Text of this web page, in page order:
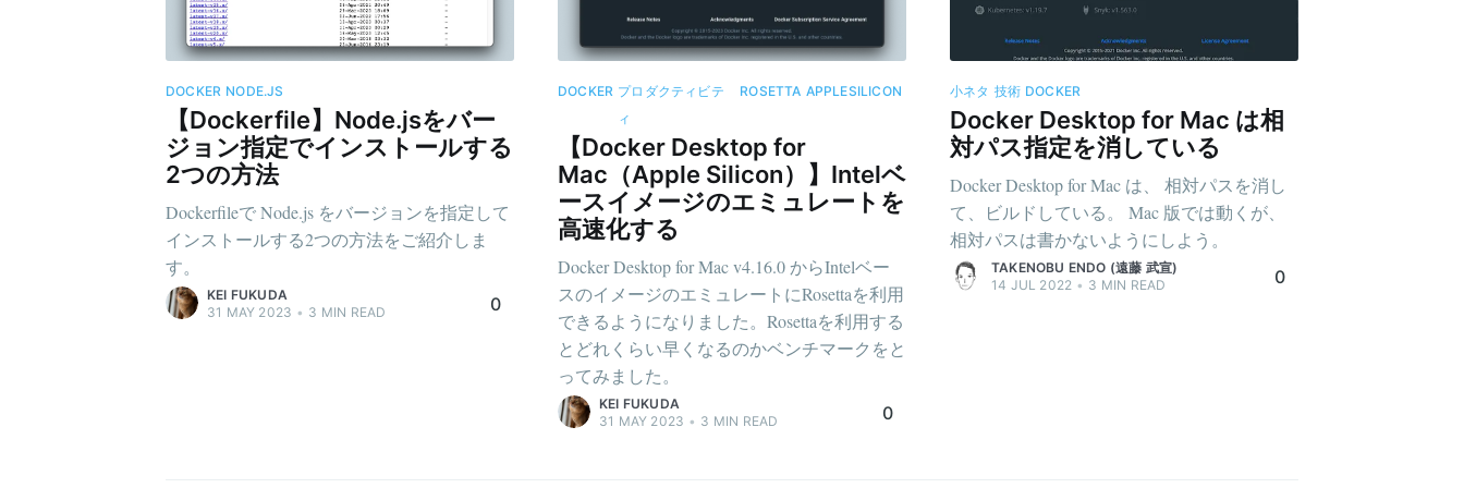
DOCKER NODE.JS
【Dockerfile】Node.jsをバー
ジョン指定でインストールする
2つの方法
Dockerfileで Node.js をバージョンを指定して
インストールする2つの方法をご紹介しま
す。
KEI FUKUDA
31 MAY 2023 • 3 MIN READ 0
DOCKER プロダクティビテ
ィ
ROSETTA APPLESILICON
【Docker Desktop for
Mac（Apple Silicon）】Intelベ
ースイメージのエミュレートを
高速化する
Docker Desktop for Mac v4.16.0 からIntelベー
スのイメージのエミュレートにRosettaを利用
できるようになりました。Rosettaを利用する
とどれくらい早くなるのかベンチマークをと
ってみました。
KEI FUKUDA
31 MAY 2023 • 3 MIN READ 0
小ネタ 技術 DOCKER
Docker Desktop for Mac は相
対パス指定を消している
Docker Desktop for Mac は、 相対パスを消し
て、ビルドしている。 Mac 版では動くが、
相対パスは書かないようにしよう。
TAKENOBU ENDO (遠藤 武宣)
14 JUL 2022 • 3 MIN READ 0